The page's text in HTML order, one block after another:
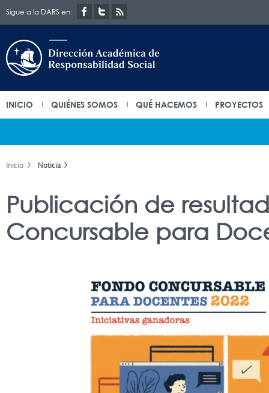
Sigue a la DARS en:
INICIO QUIÉNES SOMOS QUÉ HACEMOS PROYECTOS
Inicio Noticia
Publicación de
Concursable para